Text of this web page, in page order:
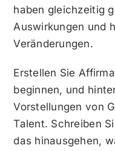
haben gleichzeitig
Auswirkungen und
Veränderungen.
Erstellen Sie
beginnen, und
Vorstellungen von
Talent. Schreiben
das hinausgehen,